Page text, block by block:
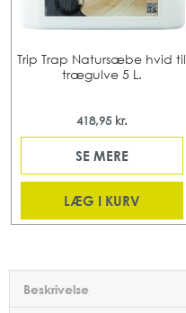
Trip Trap Natursæbe hvid til
trægulve 5 L.
418,95 kr.
SE MERE
LÆG I KURV
Beskrivelse